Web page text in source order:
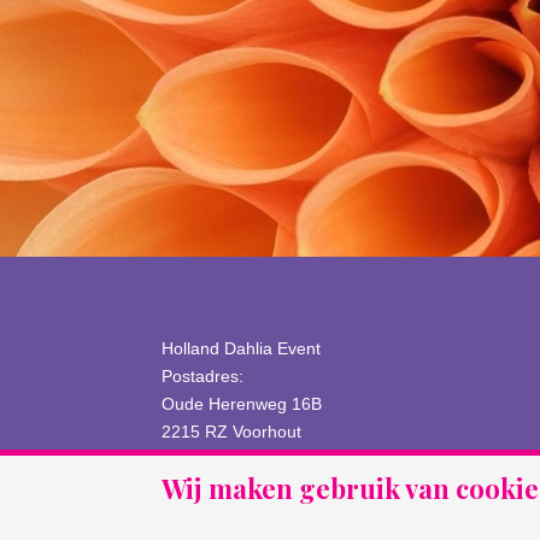
Holland Dahlia Event
Postadres:
Oude Herenweg 16B
2215 RZ Voorhout
info@HollandDahliaEvent.com
www.HollandDahliaEvent.com
Wij maken gebruik van